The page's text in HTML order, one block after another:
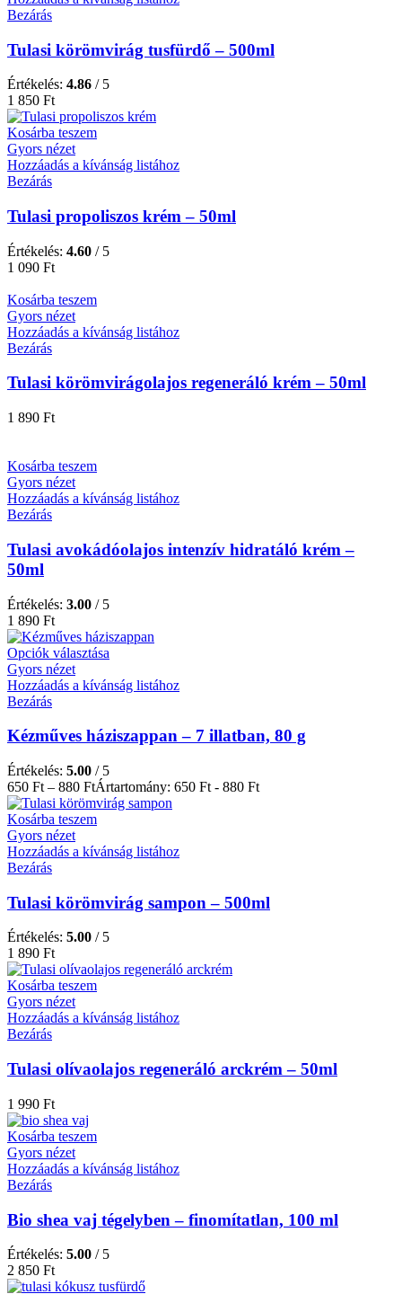
Bezárás
Tulasi körömvirág tusfürdő – 500ml
Értékelés: 4.86 / 5
1 850 Ft
Kosárba teszem
Gyors nézet
Hozzáadás a kívánság listához
Bezárás
Tulasi propoliszos krém – 50ml
Értékelés: 4.60 / 5
1 090 Ft
Kosárba teszem
Gyors nézet
Hozzáadás a kívánság listához
Bezárás
Tulasi körömvirágolajos regeneráló krém – 50ml
1 890 Ft
Kosárba teszem
Gyors nézet
Hozzáadás a kívánság listához
Bezárás
Tulasi avokádóolajos intenzív hidratáló krém –
50ml
Értékelés: 3.00 / 5
1 890 Ft
Opciók választása
Gyors nézet
Hozzáadás a kívánság listához
Bezárás
Kézműves háziszappan – 7 illatban, 80 g
Értékelés: 5.00 / 5
650 Ft – 880 FtÁrtartomány: 650 Ft - 880 Ft
Kosárba teszem
Gyors nézet
Hozzáadás a kívánság listához
Bezárás
Tulasi körömvirág sampon – 500ml
Értékelés: 5.00 / 5
1 890 Ft
Kosárba teszem
Gyors nézet
Hozzáadás a kívánság listához
Bezárás
Tulasi olívaolajos regeneráló arckrém – 50ml
1 990 Ft
Kosárba teszem
Gyors nézet
Hozzáadás a kívánság listához
Bezárás
Bio shea vaj tégelyben – finomítatlan, 100 ml
Értékelés: 5.00 / 5
2 850 Ft